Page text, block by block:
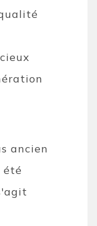
ancien
été